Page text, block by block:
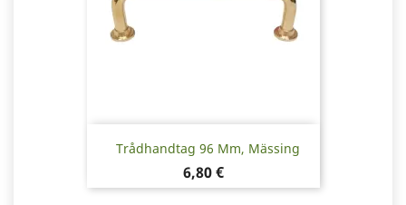
Trådhandtag 96 Mm, Mässing
Pris
6,80 €